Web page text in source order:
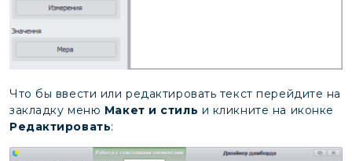
Что бы ввести или редактировать текст перейдите на
закладку меню Макет и стиль и кликните на иконке
Редактировать: